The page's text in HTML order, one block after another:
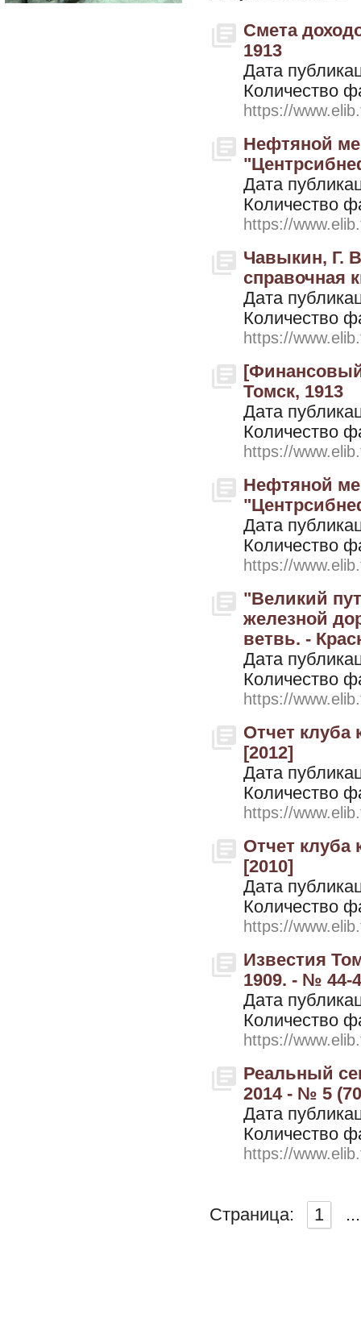
Смета
1913
Дата
Количество
https://
Нефтяной
Дата
Количество
https://
Чавыкин, Г.
справочная
Дата
Количество
https://
[Финансовый
Томск, 1913
Дата
Количество
https://
Нефтяной
Дата
Количество
https://
"Великий
железной
ветвь. -
Дата
Количество
https://
Отчет клуба
[2012]
Дата
Количество
https://
Отчет клуба
[2010]
Дата
Количество
https://
Известия
1909. - № 44-
Дата
Количество
https://
Реальный
2014 - № 5
Дата
Количество
https://
Страница: 1 ...